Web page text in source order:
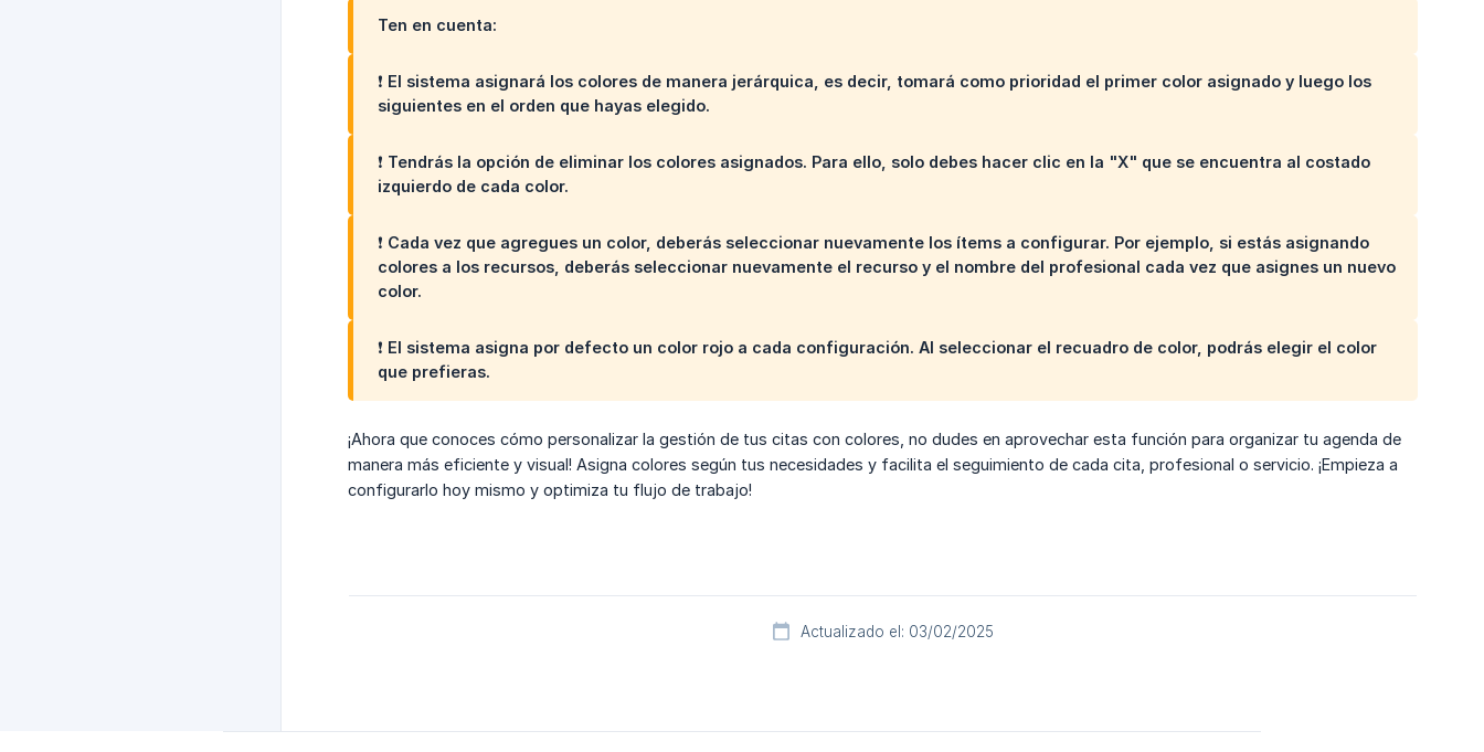
Ten en cuenta:
❗ El sistema asignará los colores de manera jerárquica, es decir, tomará como prioridad el primer color asignado y luego los
siguientes en el orden que hayas elegido.
❗ Tendrás la opción de eliminar los colores asignados. Para ello, solo debes hacer clic en la "X" que se encuentra al costado
izquierdo de cada color.
❗ Cada vez que agregues un color, deberás seleccionar nuevamente los ítems a configurar. Por ejemplo, si estás asignando
colores a los recursos, deberás seleccionar nuevamente el recurso y el nombre del profesional cada vez que asignes un nuevo
color.
❗ El sistema asigna por defecto un color rojo a cada configuración. Al seleccionar el recuadro de color, podrás elegir el color
que prefieras.
¡Ahora que conoces cómo personalizar la gestión de tus citas con colores, no dudes en aprovechar esta función para organizar tu agenda de
manera más eficiente y visual! Asigna colores según tus necesidades y facilita el seguimiento de cada cita, profesional o servicio. ¡Empieza a
configurarlo hoy mismo y optimiza tu flujo de trabajo!
Actualizado el: 03/02/2025